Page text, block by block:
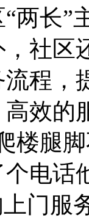
两长”
社区
程，
效的
楼腿
电话
门服